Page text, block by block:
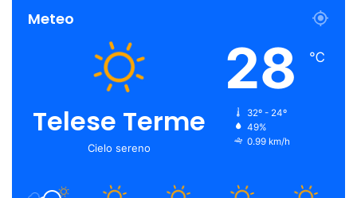
Meteo
Telese Terme
Cielo sereno
28 ℃
32º - 24º
49%
0.99 km/h